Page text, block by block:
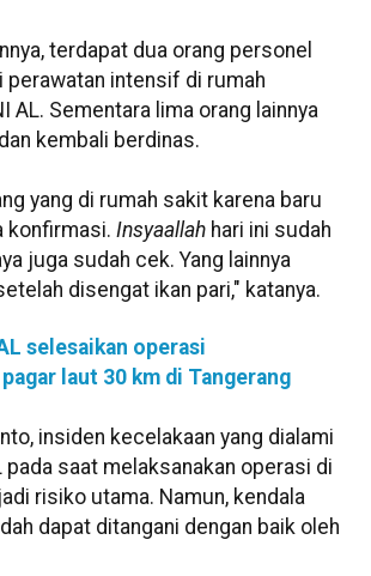
terdapat dua orang personel
perawatan intensif di rumah
AL. Sementara lima orang lainnya
kembali berdinas.
yang di rumah sakit karena baru
konfirmasi. Insyaallah hari ini sudah
juga sudah cek. Yang lainnya
disengat ikan pari," katanya.
selesaikan operasi
laut 30 km di Tangerang
insiden kecelakaan yang dialami
pada saat melaksanakan operasi di
risiko utama. Namun, kendala
dapat ditangani dengan baik oleh